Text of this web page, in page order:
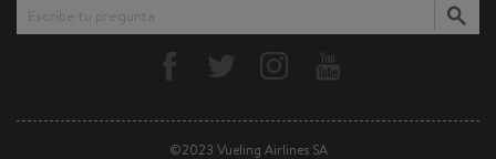
Escribe tu pregunta
©2023 Vueling Airlines SA